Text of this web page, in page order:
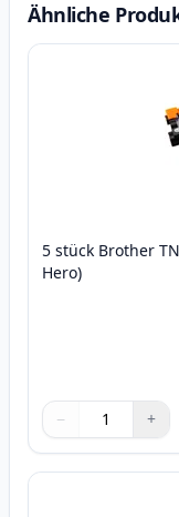
Ähnliche
5 stück Brother
Hero)
Menge
Verwenden Sie
− +
Menge 1